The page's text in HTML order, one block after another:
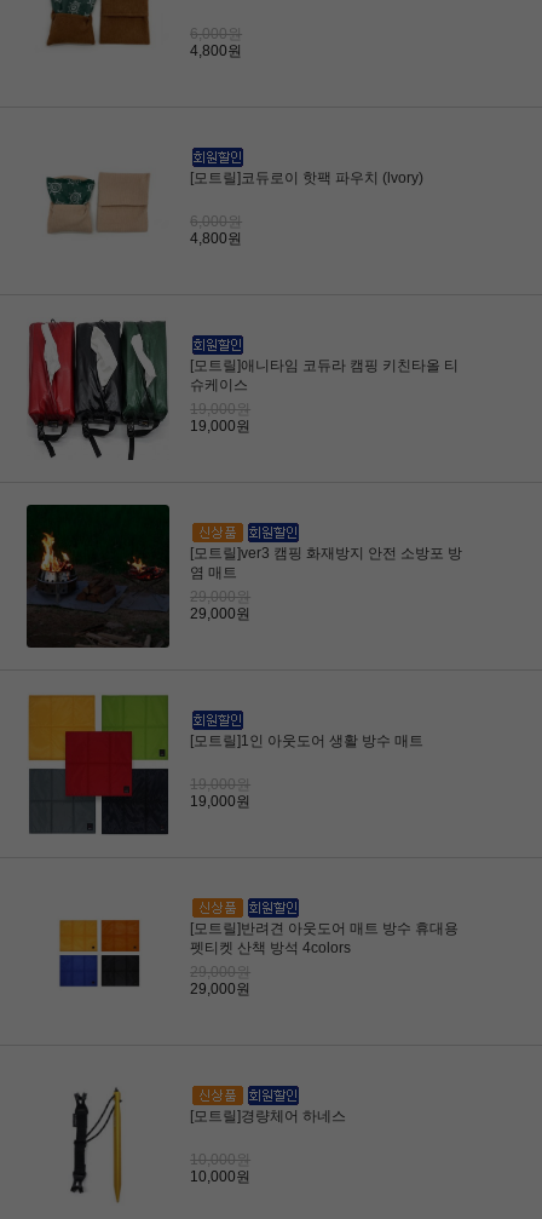
6,000원
4,800원
[모트릴]코듀로이 핫팩 파우치 (lvory)
6,000원
4,800원
[모트릴]애니타임 코듀라 캠핑 키친타올 티
슈케이스
19,000원
19,000원
[모트릴]ver3 캠핑 화재방지 안전 소방포 방
염 매트
29,000원
29,000원
[모트릴]1인 아웃도어 생활 방수 매트
19,000원
19,000원
[모트릴]반려견 아웃도어 매트 방수 휴대용
펫티켓 산책 방석 4colors
29,000원
29,000원
[모트릴]경량체어 하네스
10,000원
10,000원